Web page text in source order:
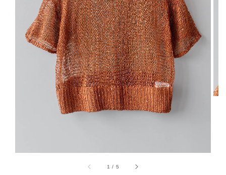
1 / 5